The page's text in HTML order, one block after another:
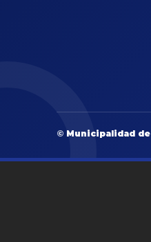
© Municipalidad de